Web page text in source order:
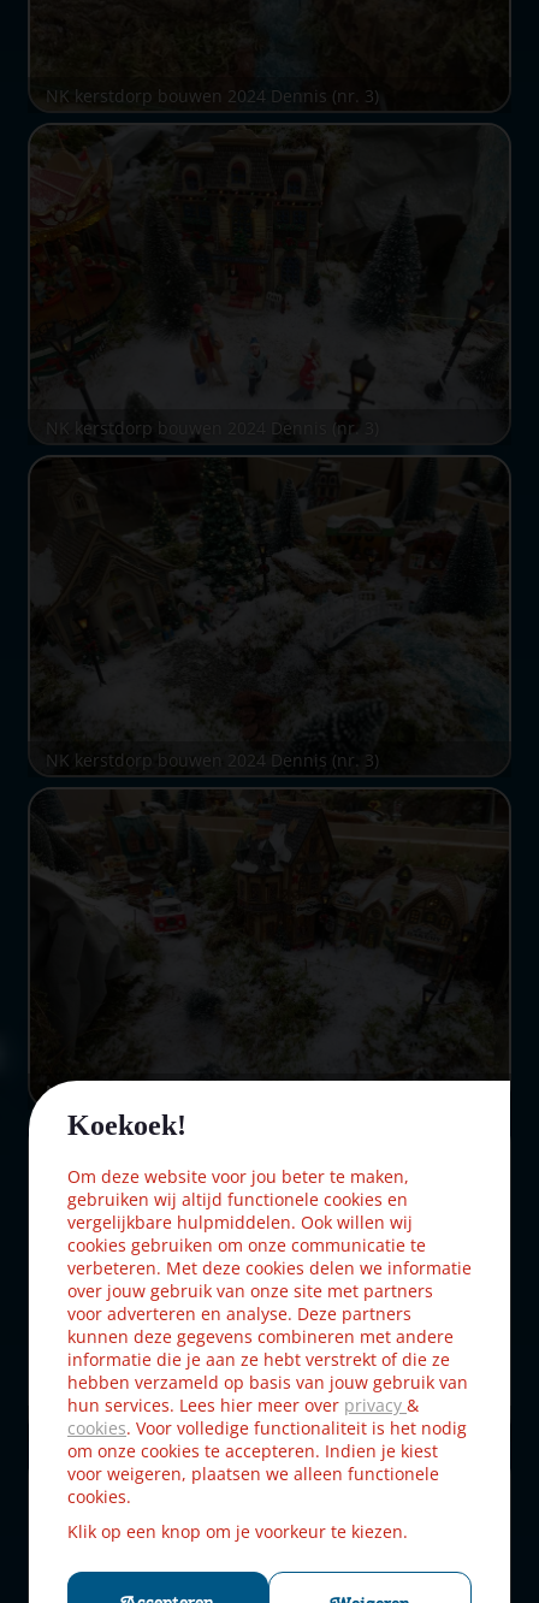
Koekoek!
Om deze website voor jou beter te maken,
gebruiken wij altijd functionele cookies en
vergelijkbare hulpmiddelen. Ook willen wij
cookies gebruiken om onze communicatie te
verbeteren. Met deze cookies delen we informatie
over jouw gebruik van onze site met partners
voor adverteren en analyse. Deze partners
kunnen deze gegevens combineren met andere
informatie die je aan ze hebt verstrekt of die ze
hebben verzameld op basis van jouw gebruik van
hun services. Lees hier meer over privacy &
cookies. Voor volledige functionaliteit is het nodig
om onze cookies te accepteren. Indien je kiest
voor weigeren, plaatsen we alleen functionele
cookies.
Klik op een knop om je voorkeur te kiezen.
NK kerstdorp bouwen 2024 Dennis (nr. 3)
NK kerstdorp bouwen 2024 Dennis (nr. 3)
NK kerstdorp bouwen 2024 Dennis (nr. 3)
NK kerstdorp bouwen 2024 Dennis (nr. 3)
NK kerstdorp bouwen 2024 Judith van Kampen